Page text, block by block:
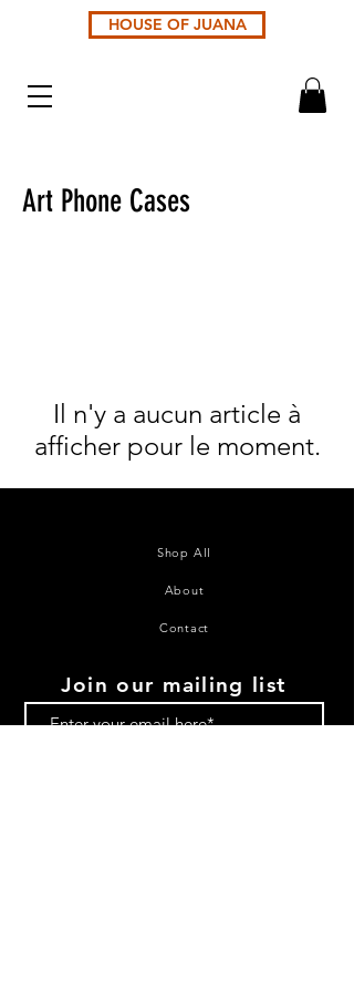
HOUSE OF JUANA
Art Phone Cases
Il n'y a aucun article à
afficher pour le moment.
Shop All
About
Contact
Join our mailing list